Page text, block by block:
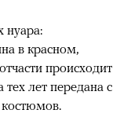
нуара:
в красном,
происходит
лет передана с